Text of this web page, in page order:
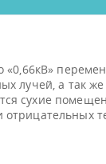
лучей, а так
сухие